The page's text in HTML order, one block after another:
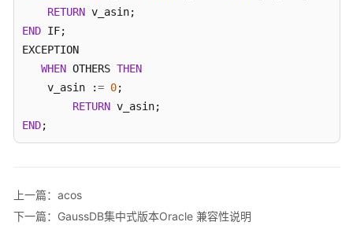
对
象
SQL
句
转
转
换
RETURN
END IF;
EXCEPTION
WHEN OTHERS THEN
    v_asin :
= 0;
RETURN
END;
上一篇：acos
下一篇：GaussDB集中式版本Oracle 兼容性说明